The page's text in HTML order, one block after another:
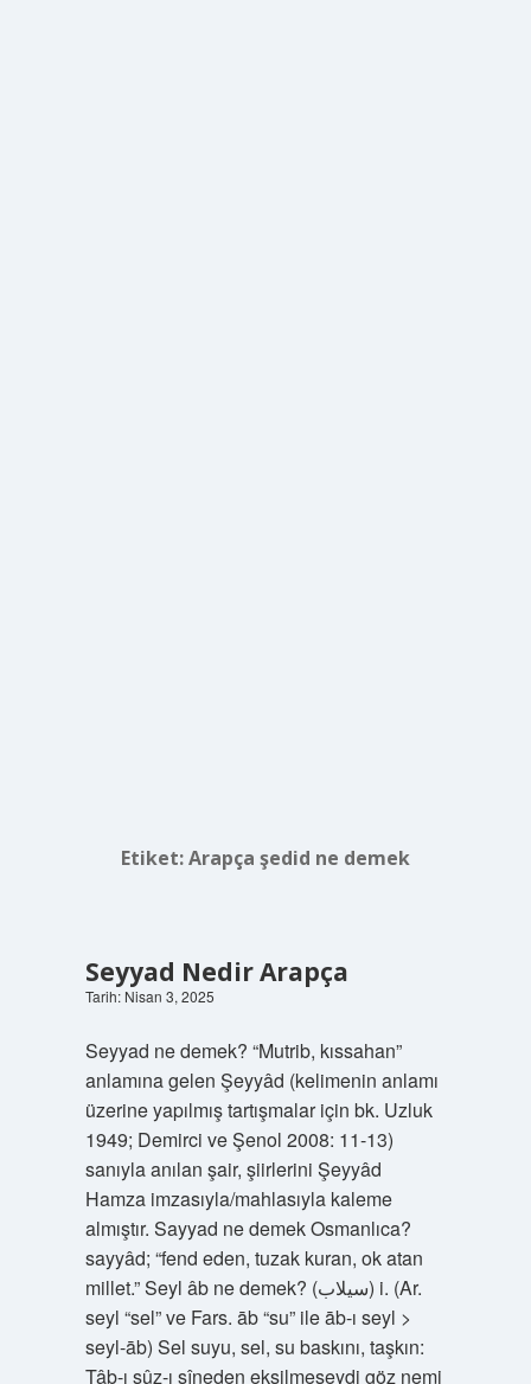
Etiket:Arapça şedid ne demek
Seyyad Nedir Arapça
Tarih: Nisan 3, 2025
Seyyad ne demek? “Mutrib, kıssahan”
anlamına gelen Şeyyâd (kelimenin anlamı
üzerine yapılmış tartışmalar için bk. Uzluk
1949; Demirci ve Şenol 2008: 11-13)
sanıyla anılan şair, şiirlerini Şeyyâd
Hamza imzasıyla/mahlasıyla kaleme
almıştır. Sayyad ne demek Osmanlıca?
sayyâd; “fend eden, tuzak kuran, ok atan
millet.” Seyl âb ne demek? (ﺳﻴﻼﺏ) i. (Ar.
seyl “sel” ve Fars. āb “su” ile āb-ı seyl >
seyl-āb) Sel suyu, sel, su baskını, taşkın:
Tâb-ı sûz-ı sîneden eksilmeseydi göz nemi